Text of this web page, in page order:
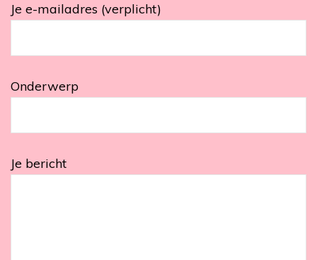
Je e-mailadres (verplicht)
Onderwerp
Je bericht